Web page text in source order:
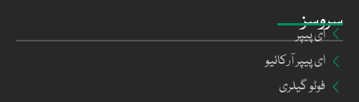
سروسز
ای پیپر
ای پیپر آرکائیو
فوٹو گیلری